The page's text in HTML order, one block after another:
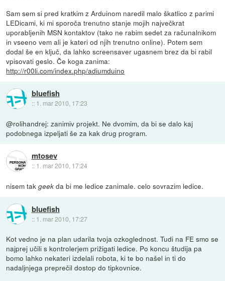
Sam sem si pred kratkim z Arduinom naredil malo škatlico z parimi
LEDicami, ki mi sporoča trenutno stanje mojih največkrat
uporabljenih MSN kontaktov (tako ne rabim sedet za računalnikom
in vseeno vem ali je kateri od njih trenutno online). Potem sem
dodal še en ključ, da lahko screensaver ugasnem brez da bi rabil
vpisovati geslo. Če koga zanima:
http://r00li.com/index.php/adiumduino
bluefish
:: 1. mar 2010, 17:23
@rolihandrej: zanimiv projekt. Ne dvomim, da bi se dalo kaj
podobnega izpeljati še za kak drug program.
mtosev
:: 1. mar 2010, 17:24
nisem takgeekda bi me ledice zanimale. celo sovrazim ledice.
bluefish
:: 1. mar 2010, 17:27
Kot vedno je na plan udarila tvoja ozkoglednost. Tudi na FE smo se
najprej učili s kontrolerjem prižigati ledice. Po koncu študija pa
bomo lahko nekateri izdelali robota, ki te bo našel in ti do
nadaljnjega preprečil dostop do tipkovnice.